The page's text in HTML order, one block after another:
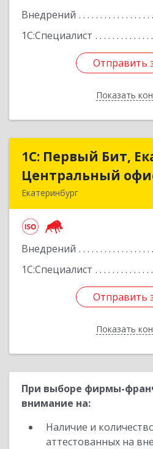
Внедрений
1С:Специалист
Отправить
Показать
Отправить
Назад
1С: Первый Бит,
Центральный
Екатеринбург
Внедрений
1С:Специалист
Отправить
Показать
1С: Первый Бит,
Екатеринбург г,
Отправить
Назад
При выборе фирмы-
внимание на:
Наличие и
аттестованных на